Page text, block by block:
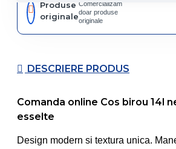
Produse
originale
Comercializam
doar produse
originale
DESCRIERE PRODUS
Comanda online Cos birou 14l
esselte
Design modern si textura unica.